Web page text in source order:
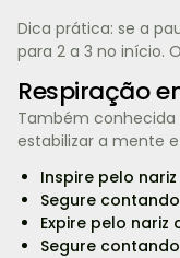
Dica prática: se a
para 2 a 3 no início.
Respiração
Também conhecida
estabilizar a mente
Inspire pelo
Segure
Expire pelo nariz
Segure